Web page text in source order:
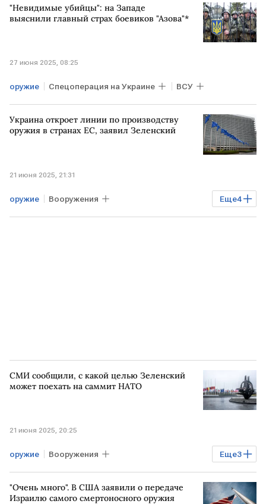
"Невидимые убийцы": на Западе
выяснили главный страх боевиков "Азова"*
27 июня 2025, 08:25
оружие Спецоперация на Украине ВСУ
Украина откроет линии по производству
оружия в странах ЕС, заявил Зеленский
21 июня 2025, 21:31
Еще4
оружие Вооружения
Владимир Зеленский производство
СМИ сообщили, с какой целью Зеленский
может поехать на саммит НАТО
21 июня 2025, 20:25
Еще3
оружие Вооружения
Владимир Зеленский саммит
НАТО
"Очень много". В США заявили о передаче
Израилю самого смертоносного оружия